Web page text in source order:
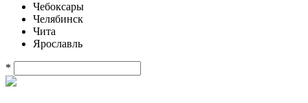
Чебоксары
Челябинск
Чита
Ярославль
*